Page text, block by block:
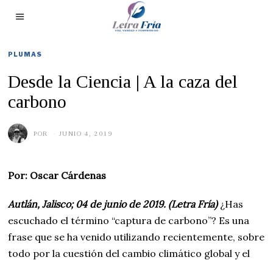
PLUMAS
Desde la Ciencia | A la caza del
carbono
POR JUNIO 4, 2019
0
9
Por: Oscar Cárdenas
Autlán, Jalisco; 04 de junio de 2019. (Letra Fría)¿Has
escuchado el término “captura de carbono”? Es una
frase que se ha venido utilizando recientemente, sobre
todo por la cuestión del cambio climático global y el